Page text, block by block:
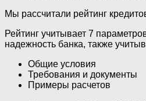
Мы рассчитали рейтинг
Рейтинг учитывает 7
надежность банка, также
Общие условия
Требования и документы
Примеры расчетов